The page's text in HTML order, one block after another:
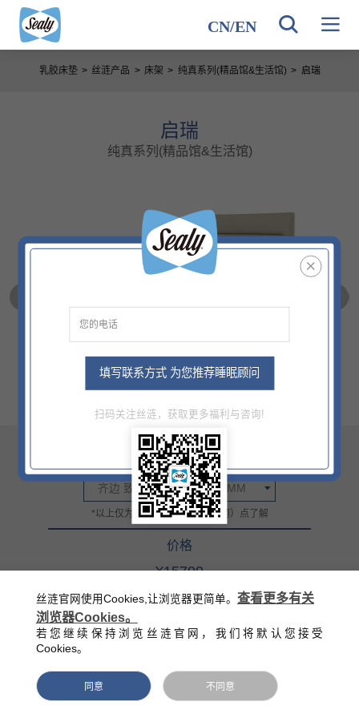
CN/EN
乳胶床垫 > 丝涟产品 > 床架 > 纯真系列(精品馆&生活馆) > 启瑞
启瑞
纯真系列(精品馆&生活馆)
尺寸
齐边 致雅全皮1800X2000MM
*以上仅为部分信息，详情门（网）点了解
价格
¥15799
官方零售指导价（该价格不含底床）
西藏/新疆/海南/青海等偏远地区除外
填写联系方式 为您推荐睡眠顾问
扫码关注丝涟，获取更多福利与咨询!
丝涟官网使用Cookies,让浏览器更简单。 查看更多有关
浏览器Cookies。
若您继续保持浏览丝涟官网，我们将默认您接受
Cookies。
同意 不同意